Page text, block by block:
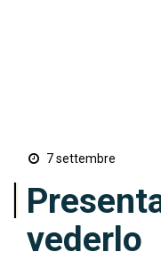
7 settembre
vederlo